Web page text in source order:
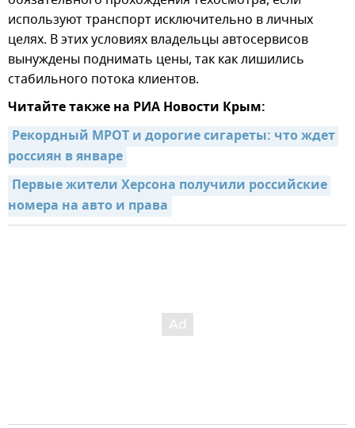
используют транспорт исключительно в личных
целях. В этих условиях владельцы автосервисов
вынуждены поднимать цены, так как лишились
стабильного потока клиентов.
Читайте также на РИА Новости Крым:
Рекордный МРОТ и дорогие сигареты: что ждет
россиян в январе
Первые жители Херсона получили российские
номера на авто и права